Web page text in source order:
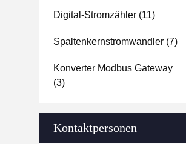
Digital-Stromzähler (11)
Spaltenkernstromwandler (7)
Konverter Modbus Gateway
(3)
Kontaktpersonen